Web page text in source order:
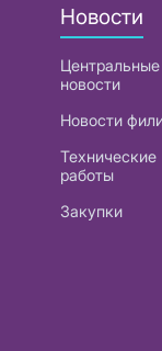
Новости
Центральные
новости
Новости
Технические
работы
Закупки